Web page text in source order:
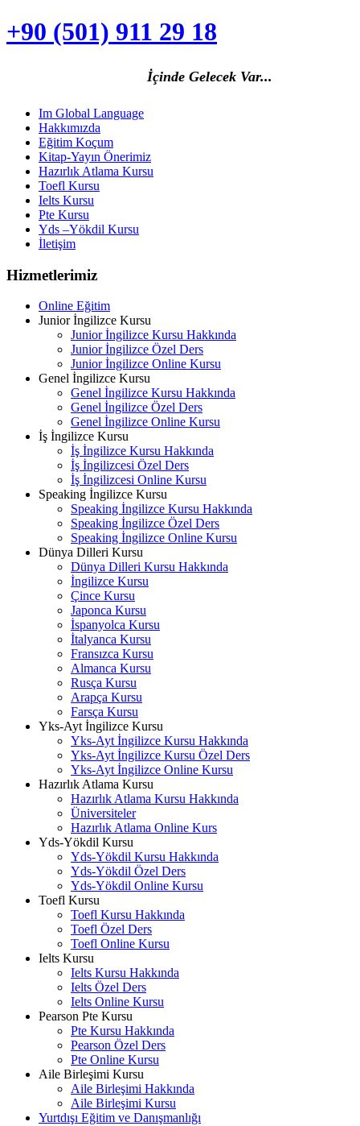
+90 (501) 911 29 18
İçinde Gelecek Var...
Im Global Language
Hakkımızda
Eğitim Koçum
Kitap-Yayın Önerimiz
Hazırlık Atlama Kursu
Toefl Kursu
Ielts Kursu
Pte Kursu
Yds –Yökdil Kursu
İletişim
Hizmetlerimiz
Online Eğitim
Junior İngilizce Kursu
Junior İngilizce Kursu Hakkında
Junior İngilizce Özel Ders
Junior İngilizce Online Kursu
Genel İngilizce Kursu
Genel İngilizce Kursu Hakkında
Genel İngilizce Özel Ders
Genel İngilizce Online Kursu
İş İngilizce Kursu
İş İngilizce Kursu Hakkında
İş İngilizcesi Özel Ders
İş İngilizcesi Online Kursu
Speaking İngilizce Kursu
Speaking İngilizce Kursu Hakkında
Speaking İngilizce Özel Ders
Speaking İngilizce Online Kursu
Dünya Dilleri Kursu
Dünya Dilleri Kursu Hakkında
İngilizce Kursu
Çince Kursu
Japonca Kursu
İspanyolca Kursu
İtalyanca Kursu
Fransızca Kursu
Almanca Kursu
Rusça Kursu
Arapça Kursu
Farsça Kursu
Yks-Ayt İngilizce Kursu
Yks-Ayt İngilizce Kursu Hakkında
Yks-Ayt İngilizce Kursu Özel Ders
Yks-Ayt İngilizce Online Kursu
Hazırlık Atlama Kursu
Hazırlık Atlama Kursu Hakkında
Üniversiteler
Hazırlık Atlama Online Kurs
Yds-Yökdil Kursu
Yds-Yökdil Kursu Hakkında
Yds-Yökdil Özel Ders
Yds-Yökdil Online Kursu
Toefl Kursu
Toefl Kursu Hakkında
Toefl Özel Ders
Toefl Online Kursu
Ielts Kursu
Ielts Kursu Hakkında
Ielts Özel Ders
Ielts Online Kursu
Pearson Pte Kursu
Pte Kursu Hakkında
Pearson Özel Ders
Pte Online Kursu
Aile Birleşimi Kursu
Aile Birleşimi Hakkında
Aile Birleşimi Kursu
Yurtdışı Eğitim ve Danışmanlığı